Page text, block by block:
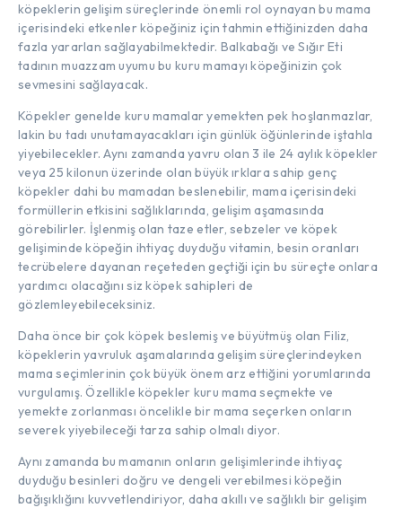
köpeklerin gelişim süreçlerinde önemli rol oynayan bu mama
içerisindeki etkenler köpeğiniz için tahmin ettiğinizden daha
fazla yararlan sağlayabilmektedir. Balkabağı ve Sığır Eti
tadının muazzam uyumu bu kuru mamayı köpeğinizin çok
sevmesini sağlayacak.
Köpekler genelde kuru mamalar yemekten pek hoşlanmazlar,
lakin bu tadı unutamayacakları için günlük öğünlerinde iştahla
yiyebilecekler. Aynı zamanda yavru olan 3 ile 24 aylık köpekler
veya 25 kilonun üzerinde olan büyük ırklara sahip genç
köpekler dahi bu mamadan beslenebilir, mama içerisindeki
formüllerin etkisini sağlıklarında, gelişim aşamasında
görebilirler. İşlenmiş olan taze etler, sebzeler ve köpek
gelişiminde köpeğin ihtiyaç duyduğu vitamin, besin oranları
tecrübelere dayanan reçeteden geçtiği için bu süreçte onlara
yardımcı olacağını siz köpek sahipleri de
gözlemleyebileceksiniz.
Daha önce bir çok köpek beslemiş ve büyütmüş olan Filiz,
köpeklerin yavruluk aşamalarında gelişim süreçlerindeyken
mama seçimlerinin çok büyük önem arz ettiğini yorumlarında
vurgulamış. Özellikle köpekler kuru mama seçmekte ve
yemekte zorlanması öncelikle bir mama seçerken onların
severek yiyebileceği tarza sahip olmalı diyor.
Aynı zamanda bu mamanın onların gelişimlerinde ihtiyaç
duyduğu besinleri doğru ve dengeli verebilmesi köpeğin
bağışıklığını kuvvetlendiriyor, daha akıllı ve sağlıklı bir gelişim